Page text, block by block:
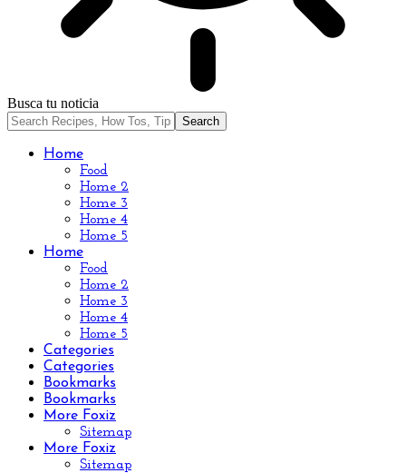
Busca tu noticia
Home
Food
Home 2
Home 3
Home 4
Home 5
Home
Food
Home 2
Home 3
Home 4
Home 5
Categories
Categories
Bookmarks
Bookmarks
More Foxiz
Sitemap
More Foxiz
Sitemap